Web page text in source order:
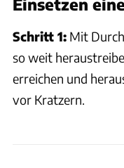
Einsetzen
Schritt 1: Mit
so weit
erreichen und
vor Kratzern.